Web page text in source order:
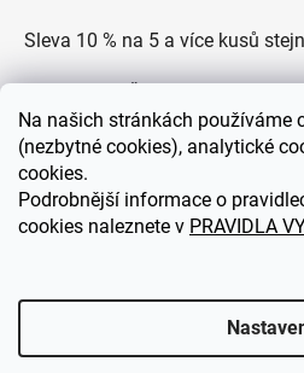
Na našich stránkách používáme
(nezbytné cookies), analytické
cookies.
Podrobnější informace o
cookies naleznete v PRAVIDLA
Sleva 10 % na 5 a více kusů
Zákaznická podpora každý
hodin